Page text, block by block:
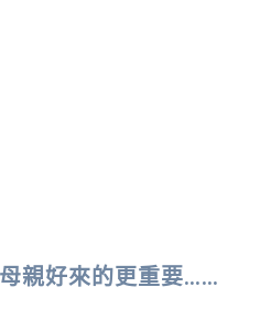
親好來的更重要……